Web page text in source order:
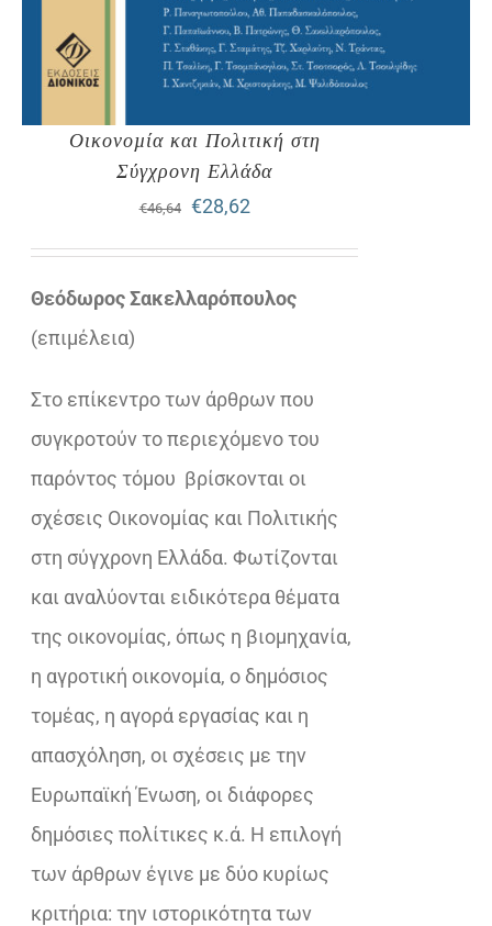
Οικονοµία και Πολιτική στη
Σύγχρονη Ελλάδα
€46,64
Original
price
was:
€28,62Η
τρέχουσα
Θεόδωρος Σακελλαρόπουλος
(επιµέλεια)
Στο επίκεντρο των άρθρων που
συγκροτούν το περιεχόμενο του
παρόντος τόμου βρίσκονται οι
σχέσεις Οικονομίας και Πολιτικής
στη σύγχρονη Ελλάδα. Φωτίζονται
και αναλύονται ειδικότερα θέματα
της οικονομίας, όπως η βιομηχανία,
η αγροτική οικονομία, ο δημόσιος
τομέας, η αγορά εργασίας και η
απασχόληση, οι σχέσεις με την
Ευρωπαϊκή Ένωση, οι διάφορες
δημόσιες πολίτικες κ.ά. Η επιλογή
των άρθρων έγινε με δύο κυρίως
κριτήρια: την ιστορικότητα των